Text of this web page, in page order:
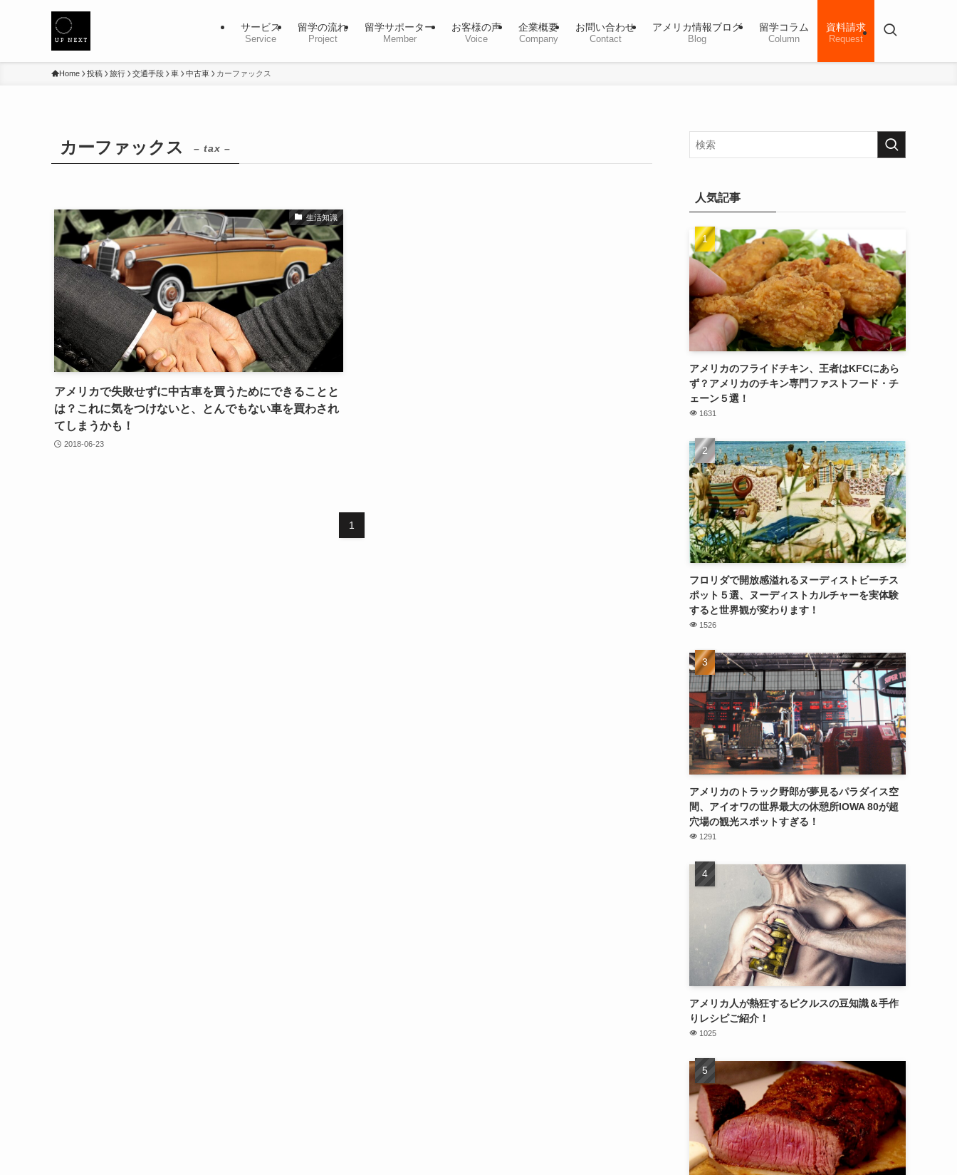
サービス
Service
留学の流れ
Project
留学サポーター
Member
お客様の声
Voice
企業概要
Company
お問い合わせ
Contact
アメリカ情報ブログ
Blog
留学コラム
Column
資料請求
Request
Home 投稿 旅行 交通手段 車 中古車 カーファックス
カーファックス – tax –
生活知識
アメリカで失敗せずに中古車を買うためにできることと
は？これに気をつけないと、とんでもない車を買わされ
てしまうかも！
2018-06-23
1
人気記事
アメリカのフライドチキン、王者はKFCにあら
ず？アメリカのチキン専門ファストフード・チ
ェーン５選！
1631
フロリダで開放感溢れるヌーディストビーチス
ポット５選、ヌーディストカルチャーを実体験
すると世界観が変わります！
1526
アメリカのトラック野郎が夢見るパラダイス空
間、アイオワの世界最大の休憩所IOWA 80が超
穴場の観光スポットすぎる！
1291
アメリカ人が熱狂するピクルスの豆知識＆手作
りレシピご紹介！
1025